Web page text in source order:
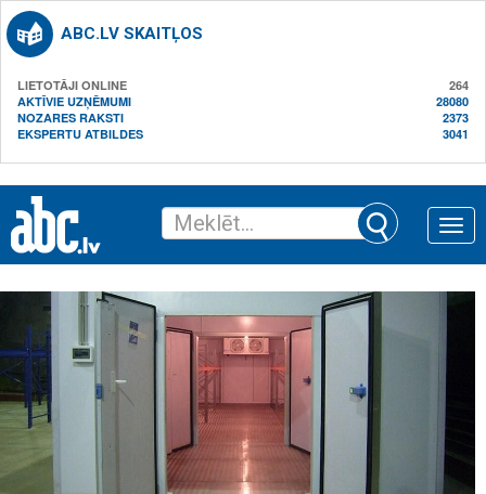
ABC.LV SKAITĻOS
LIETOTĀJI ONLINE
264
AKTĪVIE UZŅĒMUMI
28080
NOZARES RAKSTI
2373
EKSPERTU ATBILDES
3041
Toggle